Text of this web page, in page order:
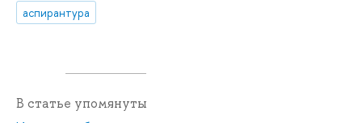
аспирантура
В статье упомянуты